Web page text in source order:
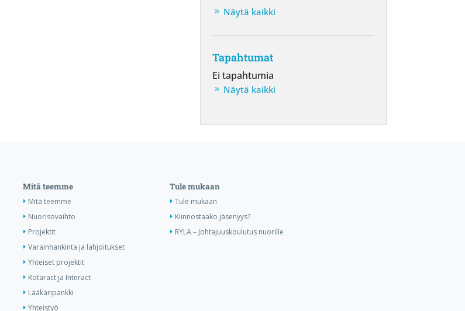
Näytä kaikki
Tapahtumat
Ei tapahtumia
Näytä kaikki
Mitä teemme
Mitä teemme
Nuorisovaihto
Projektit
Varainhankinta ja lahjoitukset
Yhteiset projektit
Rotaract ja Interact
Lääkäripankki
Yhteistyö
Tule mukaan
Tule mukaan
Kiinnostaako jäsenyys?
RYLA – Johtajuuskoulutus nuorille